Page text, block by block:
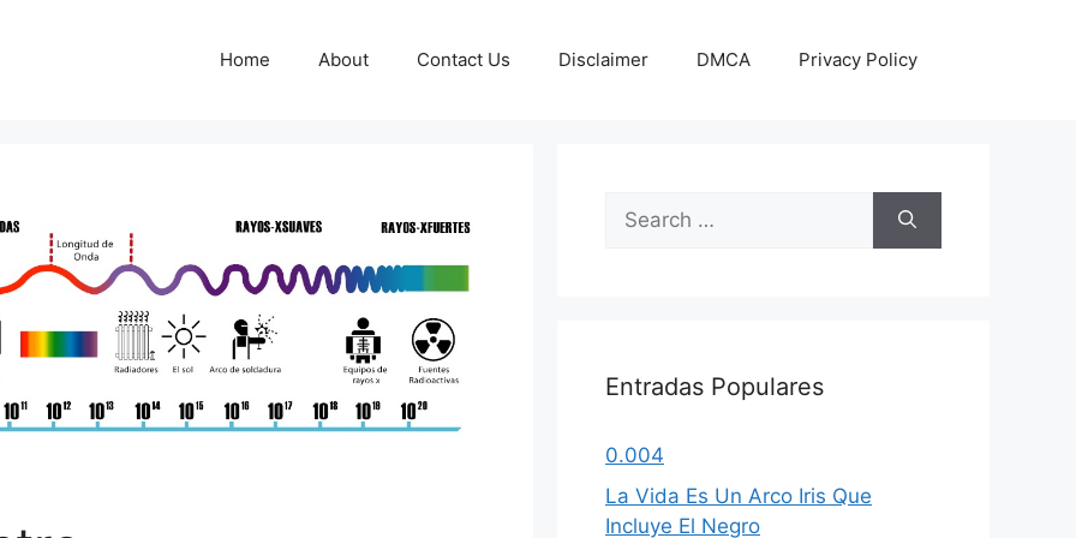
Home About Contact Us Disclaimer DMCA Privacy Policy
Search
for:
Entradas Populares
0.004
La Vida Es Un Arco Iris Que
Incluye El Negro